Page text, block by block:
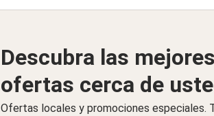
Descubra las mejores
ofertas cerca de
Ofertas locales y promociones especiales.